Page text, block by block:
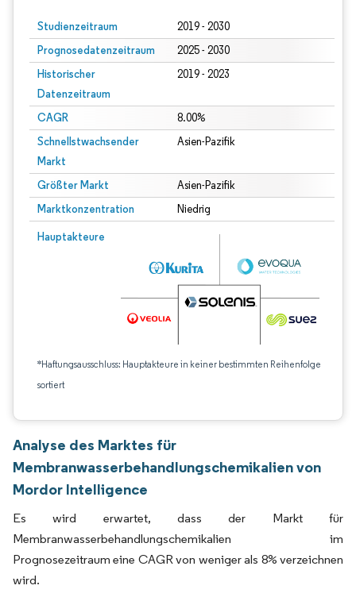
Studienzeitraum 2019 - 2030
Prognosedatenzeitraum 2025 - 2030
Historischer
Datenzeitraum
2019 - 2023
CAGR 8.00%
Schnellstwachsender
Markt
Asien-Pazifik
Größter Markt Asien-Pazifik
Marktkonzentration Niedrig
Hauptakteure
*Haftungsausschluss: Hauptakteure in keiner bestimmten Reihenfolge
sortiert
Analyse des Marktes für
Membranwasserbehandlungschemikalien von
Mordor Intelligence
Es wird erwartet, dass der Markt für
Membranwasserbehandlungschemikalien im
Prognosezeitraum eine CAGR von weniger als 8% verzeichnen
wird.